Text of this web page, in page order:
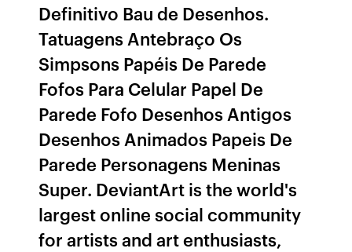
Definitivo Bau de Desenhos.
Tatuagens Antebraço Os
Simpsons Papéis De Parede
Fofos Para Celular Papel De
Parede Fofo Desenhos Antigos
Desenhos Animados Papeis De
Parede Personagens Meninas
Super. DeviantArt is the world's
largest online social community
for artists and art enthusiasts,